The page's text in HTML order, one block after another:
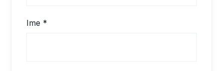
Ime *